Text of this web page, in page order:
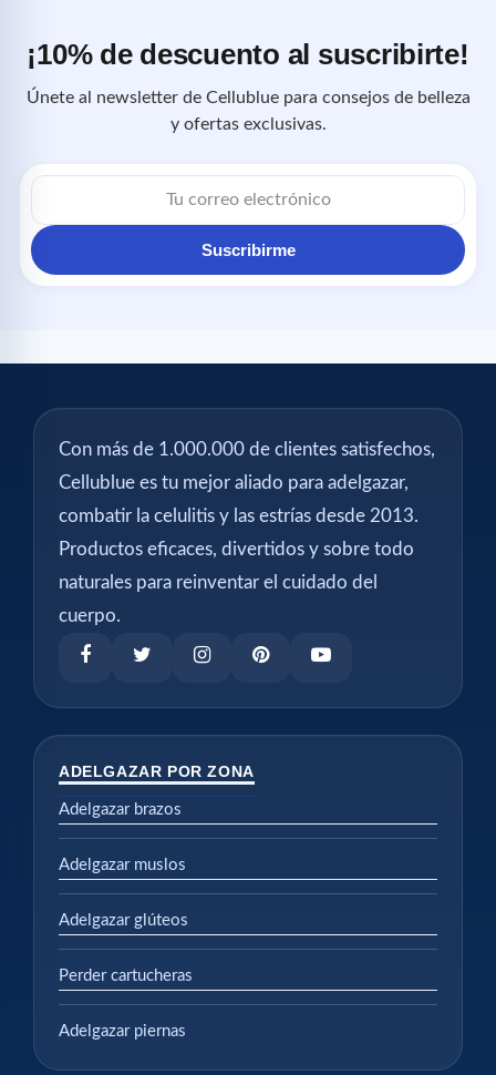
¡10% de descuento al suscribirte!
Únete al newsletter de Cellublue para consejos de belleza
y ofertas exclusivas.
Correo
electrónico
Suscribirme
Con más de 1.000.000 de clientes satisfechos,
Cellublue es tu mejor aliado para adelgazar,
combatir la celulitis y las estrías desde 2013.
Productos eficaces, divertidos y sobre todo
naturales para reinventar el cuidado del
cuerpo.
ADELGAZAR POR ZONA
Adelgazar brazos
Adelgazar muslos
Adelgazar glúteos
Perder cartucheras
Adelgazar piernas